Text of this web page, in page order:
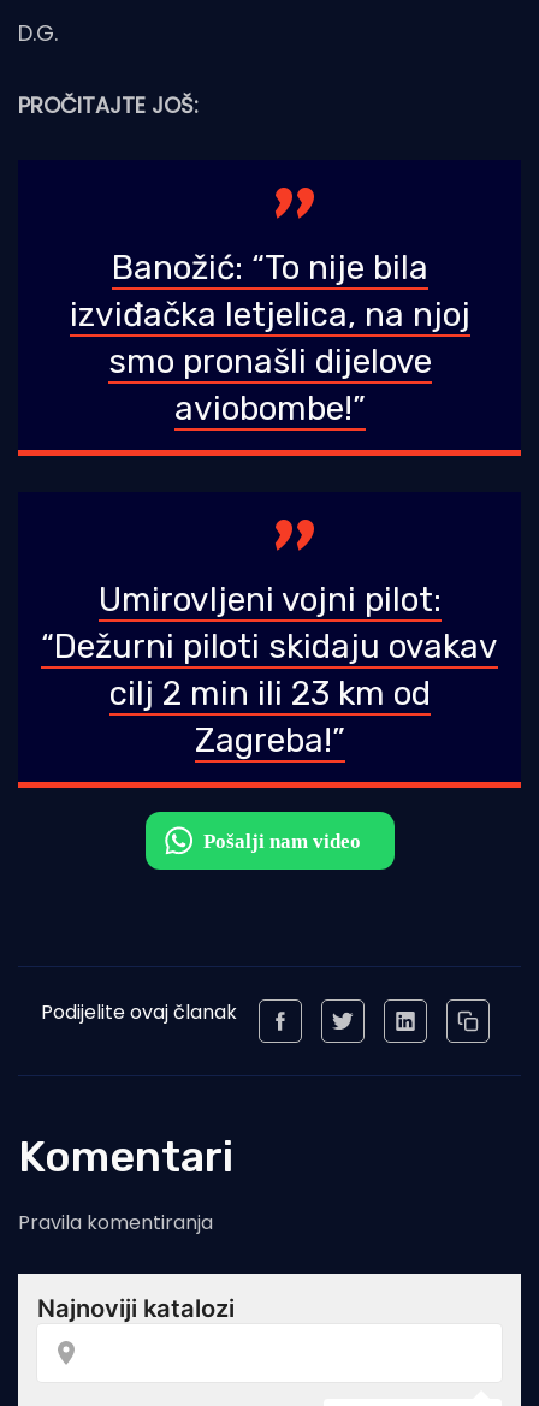
D.G.
PROČITAJTE JOŠ:
Banožić: “To nije bila
izviđačka letjelica, na njoj
smo pronašli dijelove
aviobombe!”
Umirovljeni vojni pilot:
“Dežurni piloti skidaju ovakav
cilj 2 min ili 23 km od
Zagreba!”
Podijelite ovaj članak
Komentari
Pravila komentiranja